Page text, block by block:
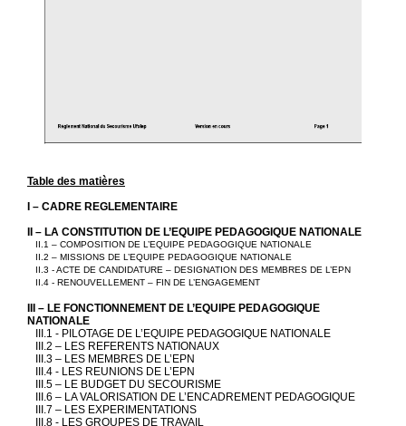
Table des matières
I – CADRE REGLEMENTAIRE
II – LA CONSTITUTION DE L’EQUIPE PEDAGOGIQUE NATIONALE
II.1 – COMPOSITION DE L’EQUIPE PEDAGOGIQUE NATIONALE
II.2 – MISSIONS DE L’EQUIPE PEDAGOGIQUE NATIONALE
II.3 - ACTE DE CANDIDATURE – DESIGNATION DES MEMBRES DE L’EPN
II.4 - RENOUVELLEMENT – FIN DE L’ENGAGEMENT
III – LE FONCTIONNEMENT DE L’EQUIPE PEDAGOGIQUE
NATIONALE
III.1 - PILOTAGE DE L’EQUIPE PEDAGOGIQUE NATIONALE
III.2 – LES REFERENTS NATIONAUX
III.3 – LES MEMBRES DE L’EPN
III.4 - LES REUNIONS DE L’EPN
III.5 – LE BUDGET DU SECOURISME
III.6 – LA VALORISATION DE L’ENCADREMENT PEDAGOGIQUE
III.7 – LES EXPERIMENTATIONS
III.8 - LES GROUPES DE TRAVAIL